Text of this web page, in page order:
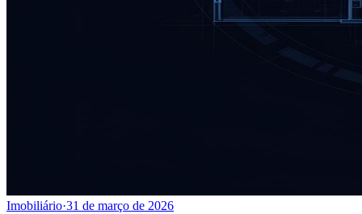
Imobiliário·31 de março de 2026